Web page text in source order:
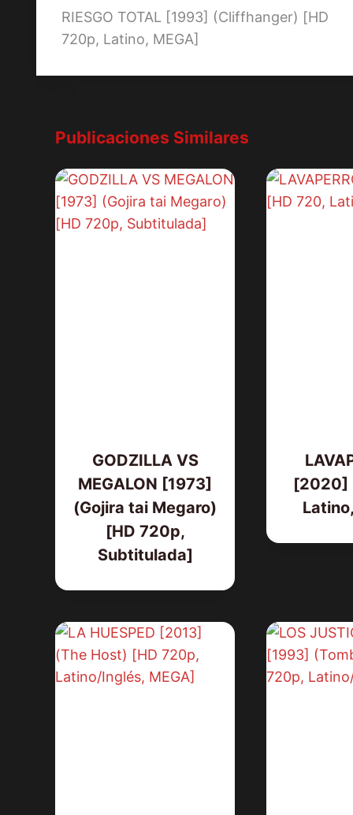
de
RIESGO TOTAL [1993] (Cliffhanger) [HD
720p, Latino, MEGA]
Publicaciones Similares
GODZILLA VS
MEGALON [1973]
(Gojira tai Megaro)
[HD 720p,
Subtitulada]
[2020]